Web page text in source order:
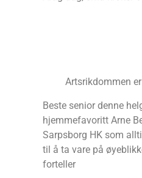
Artsrikdommen
Beste senior denne
hjemmefavoritt Arne
Sarpsborg HK som
til å ta vare på
forteller